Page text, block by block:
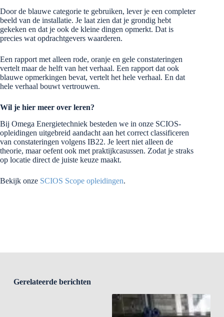
Door de blauwe categorie te gebruiken, lever je een completer
beeld van de installatie. Je laat zien dat je grondig hebt
gekeken en dat je ook de kleine dingen opmerkt. Dat is
precies wat opdrachtgevers waarderen.
Een rapport met alleen rode, oranje en gele constateringen
vertelt maar de helft van het verhaal. Een rapport dat ook
blauwe opmerkingen bevat, vertelt het hele verhaal. En dat
hele verhaal bouwt vertrouwen.
Wil je hier meer over leren?
Bij Omega Energietechniek besteden we in onze SCIOS-
opleidingen uitgebreid aandacht aan het correct classificeren
van constateringen volgens IB22. Je leert niet alleen de
theorie, maar oefent ook met praktijkcasussen. Zodat je straks
op locatie direct de juiste keuze maakt.
Bekijk onze SCIOS Scope opleidingen.
Gerelateerde berichten